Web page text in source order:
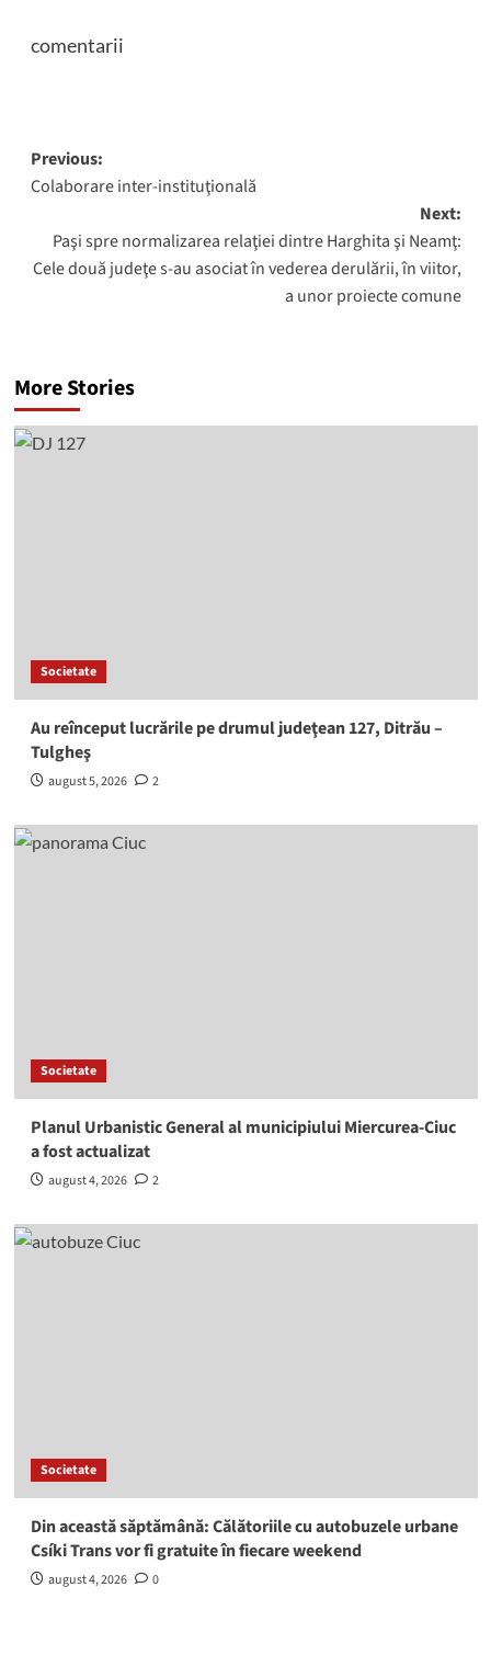
comentarii
Post
navigation
Previous:
Colaborare inter-instituţională
Next:
Paşi spre normalizarea relaţiei dintre Harghita şi Neamţ:
Cele două judeţe s-au asociat în vederea derulării, în viitor,
a unor proiecte comune
More Stories
Societate
Au reînceput lucrările pe drumul judeţean 127, Ditrău –
Tulgheş
august 5, 2026 2
Societate
Planul Urbanistic General al municipiului Miercurea-Ciuc
a fost actualizat
august 4, 2026 2
Societate
Din această săptămână: Călătoriile cu autobuzele urbane
Csíki Trans vor fi gratuite în fiecare weekend
august 4, 2026 0